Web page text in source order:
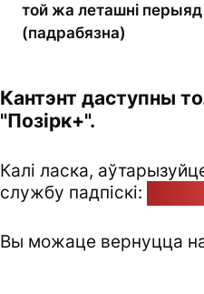
той жа леташні
(падрабязна)
Кантэнт даступны
"Позірк+".
Калі ласка,
службу падпіскі:
Вы можаце вернуцца